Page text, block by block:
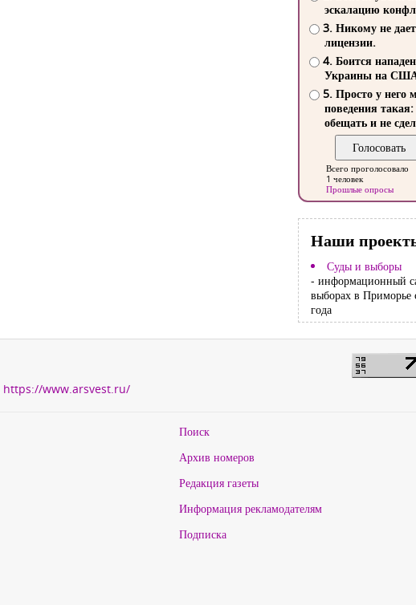
эскалацию
3. Никому не
лицензии.
4. Боится
Украины на
5. Просто у него
поведения такая:
обещать и не
Всего проголосовало
1 человек
Прошлые опросы
Наши
Суды и выборы
- информационный
выборах в Приморье
года
https://www.arsvest.ru/
Поиск
Архив номеров
Редакция газеты
Информация рекламодателям
Подписка